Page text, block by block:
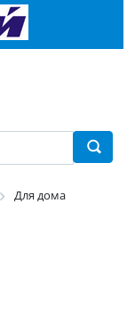
Для дома